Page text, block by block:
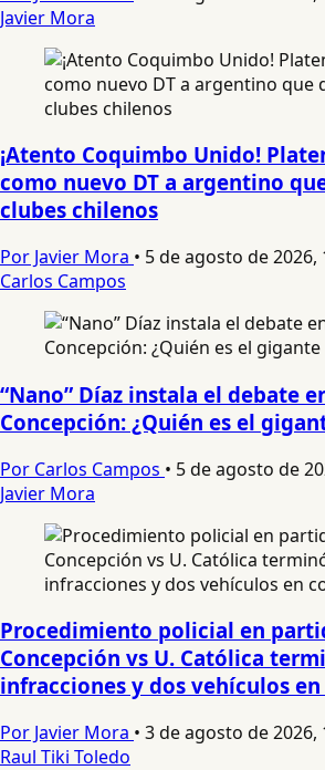
Javier Mora
¡Atento Coquimbo Unido!
como nuevo DT a argentino
clubes chilenos
Por Javier Mora • 5 de agosto de 2026,
Carlos Campos
“Nano” Díaz instala el debate
Concepción: ¿Quién es el
Por Carlos Campos • 5 de agosto de
Javier Mora
Procedimiento policial en
Concepción vs U. Católica
infracciones y dos vehículos
Por Javier Mora • 3 de agosto de 2026,
Raul Tiki Toledo